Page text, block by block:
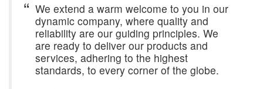
We extend a warm welcome to you in our
dynamic company, where quality and
reliability are our guiding principles. We
are ready to deliver our products and
services, adhering to the highest
standards, to every corner of the globe.